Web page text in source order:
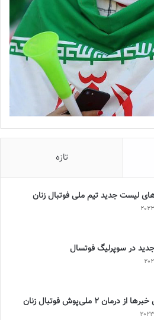
تازه
ليست جدید تيم ملى فوتبال زنان
در سوپرلیگ فوتسال
درمان ۲ ملی‌پوش فوتبال زنان